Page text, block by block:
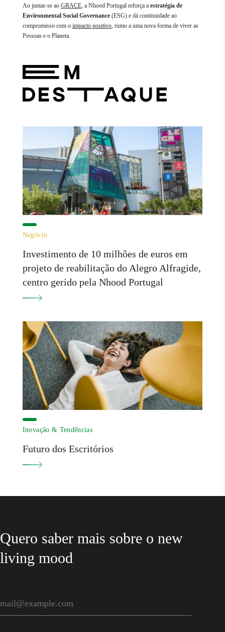
Ao juntar-se ao GRACE, a Nhood Portugal reforça a estratégia de
Environmental Social Governance(ESG) e dá continuidade ao
compromisso com o impacto positivo, rumo a uma nova forma de viver as
Pessoas e o Planeta.
Negócio
Investimento de 10 milhões de euros em
projeto de reabilitação do Alegro Alfragide,
centro gerido pela Nhood Portugal
Inovação & Tendências
Futuro dos Escritórios
Quero saber mais sobre o new
living mood